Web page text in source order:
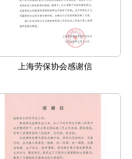
上海劳保协会感谢信